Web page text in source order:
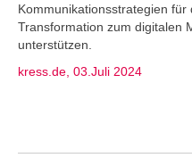
Kommunikationsstrategien
Transformation zum digitalen
unterstützen.
kress.de, 03.Juli 2024